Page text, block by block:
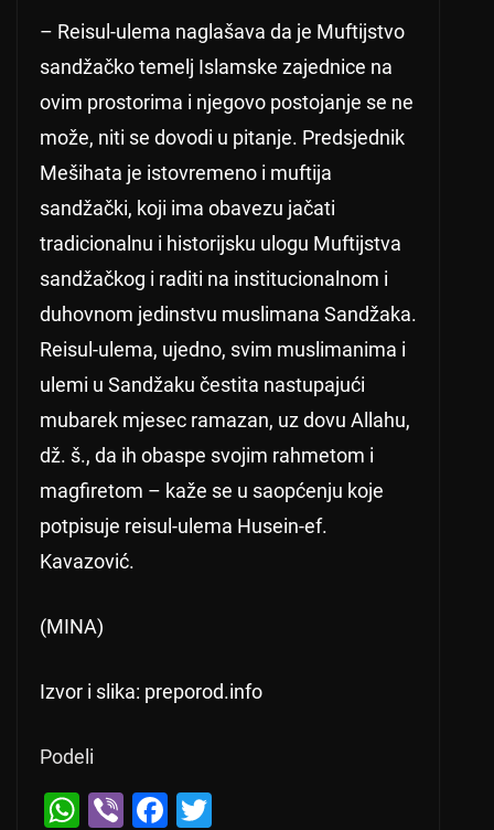
– Reisul-ulema naglašava da je Muftijstvo
sandžačko temelj Islamske zajednice na
ovim prostorima i njegovo postojanje se ne
može, niti se dovodi u pitanje. Predsjednik
Mešihata je istovremeno i muftija
sandžački, koji ima obavezu jačati
tradicionalnu i historijsku ulogu Muftijstva
sandžačkog i raditi na institucionalnom i
duhovnom jedinstvu muslimana Sandžaka.
Reisul-ulema, ujedno, svim muslimanima i
ulemi u Sandžaku čestita nastupajući
mubarek mjesec ramazan, uz dovu Allahu,
dž. š., da ih obaspe svojim rahmetom i
magfiretom – kaže se u saopćenju koje
potpisuje reisul-ulema Husein-ef.
Kavazović.
(MINA)
Izvor i slika: preporod.info
Podeli
W Vi F